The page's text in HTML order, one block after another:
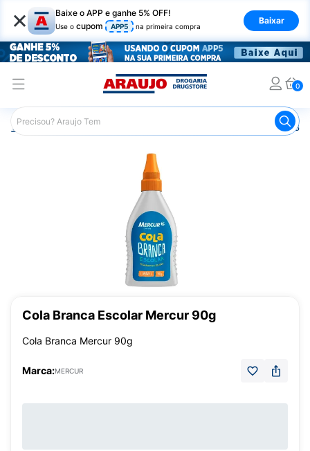
× Baixe o APP e ganhe 5% OFF!
Use o cupom APP5 na primeira compra
Baixar
0
Araujo Mercado Cola
Cola Branca Escolar Mercur 90g
Cola Branca Mercur 90g
Marca:MERCUR